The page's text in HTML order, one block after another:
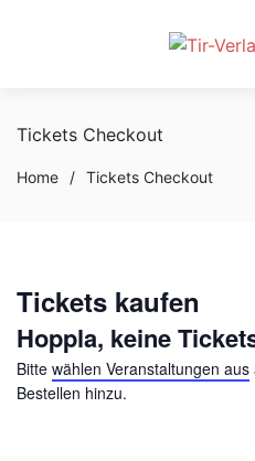
Tickets Checkout
Home / Tickets Checkout
Tickets kaufen
Hoppla, keine
Bitte wählen Veranstaltungen aus
Bestellen hinzu.